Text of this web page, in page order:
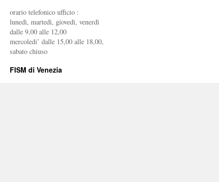
orario telefonico ufficio :
lunedì, martedì, giovedì, venerdì
dalle 9,00 alle 12,00
mercoledi’ dalle 15,00 alle 18,00,
sabato chiuso
FISM di Venezia